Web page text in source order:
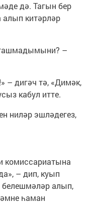
дә. Тагын бер
китәрләр
–
– дигәч тә, «Димәк,
кабул итте.
ниләр эшләдегез,
комиссариатына
– дип, куып
белешмәләр алып,
һаман